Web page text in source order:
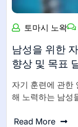
토마시 노왁
남성을 위한
향상 및 목표
자기 훈련에 관한
해 노력하는 남성
Read More